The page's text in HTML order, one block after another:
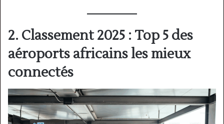
2. Classement 2025 : Top 5 des
aéroports africains les mieux
connectés